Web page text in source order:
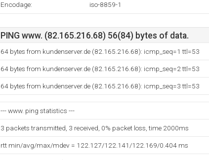
Encodage: iso-8859-1
PING www. (82.165.216.68) 56(84) bytes of data.
64 bytes from kundenserver.de (82.165.216.68): icmp_seq=1 ttl=53
64 bytes from kundenserver.de (82.165.216.68): icmp_seq=2 ttl=53
64 bytes from kundenserver.de (82.165.216.68): icmp_seq=3 ttl=53
--- www. ping statistics ---
3 packets transmitted, 3 received, 0% packet loss, time 2000ms
rtt min/avg/max/mdev = 122.127/122.141/122.169/0.404 ms